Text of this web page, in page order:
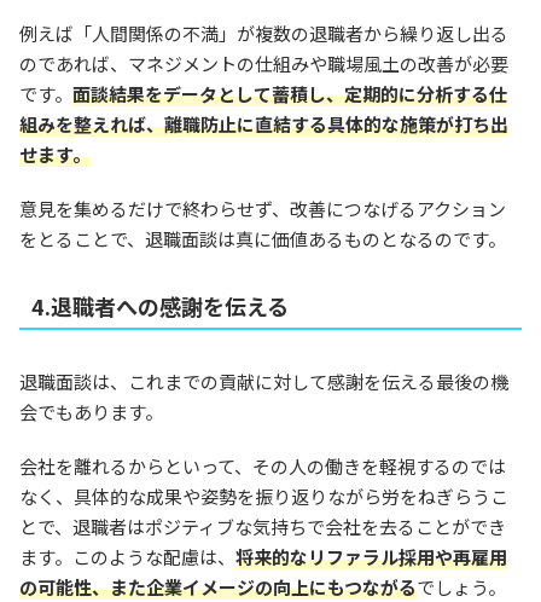
例えば「人間関係の不満」が複数の退職者から繰り返し出る
のであれば、マネジメントの仕組みや職場風土の改善が必要
です。 面談結果をデータとして蓄積し、定期的に分析する仕
組みを整えれば、離職防止に直結する具体的な施策が打ち出
せます。
意見を集めるだけで終わらせず、改善につなげるアクション
をとることで、退職面談は真に価値あるものとなるのです。
4.退職者への感謝を伝える
退職面談は、これまでの貢献に対して感謝を伝える最後の機
会でもあります。
会社を離れるからといって、その人の働きを軽視するのでは
なく、具体的な成果や姿勢を振り返りながら労をねぎらうこ
とで、退職者はポジティブな気持ちで会社を去ることができ
ます。このような配慮は、 将来的なリファラル採用や再雇用
の可能性、また企業イメージの向上にもつながるでしょう。